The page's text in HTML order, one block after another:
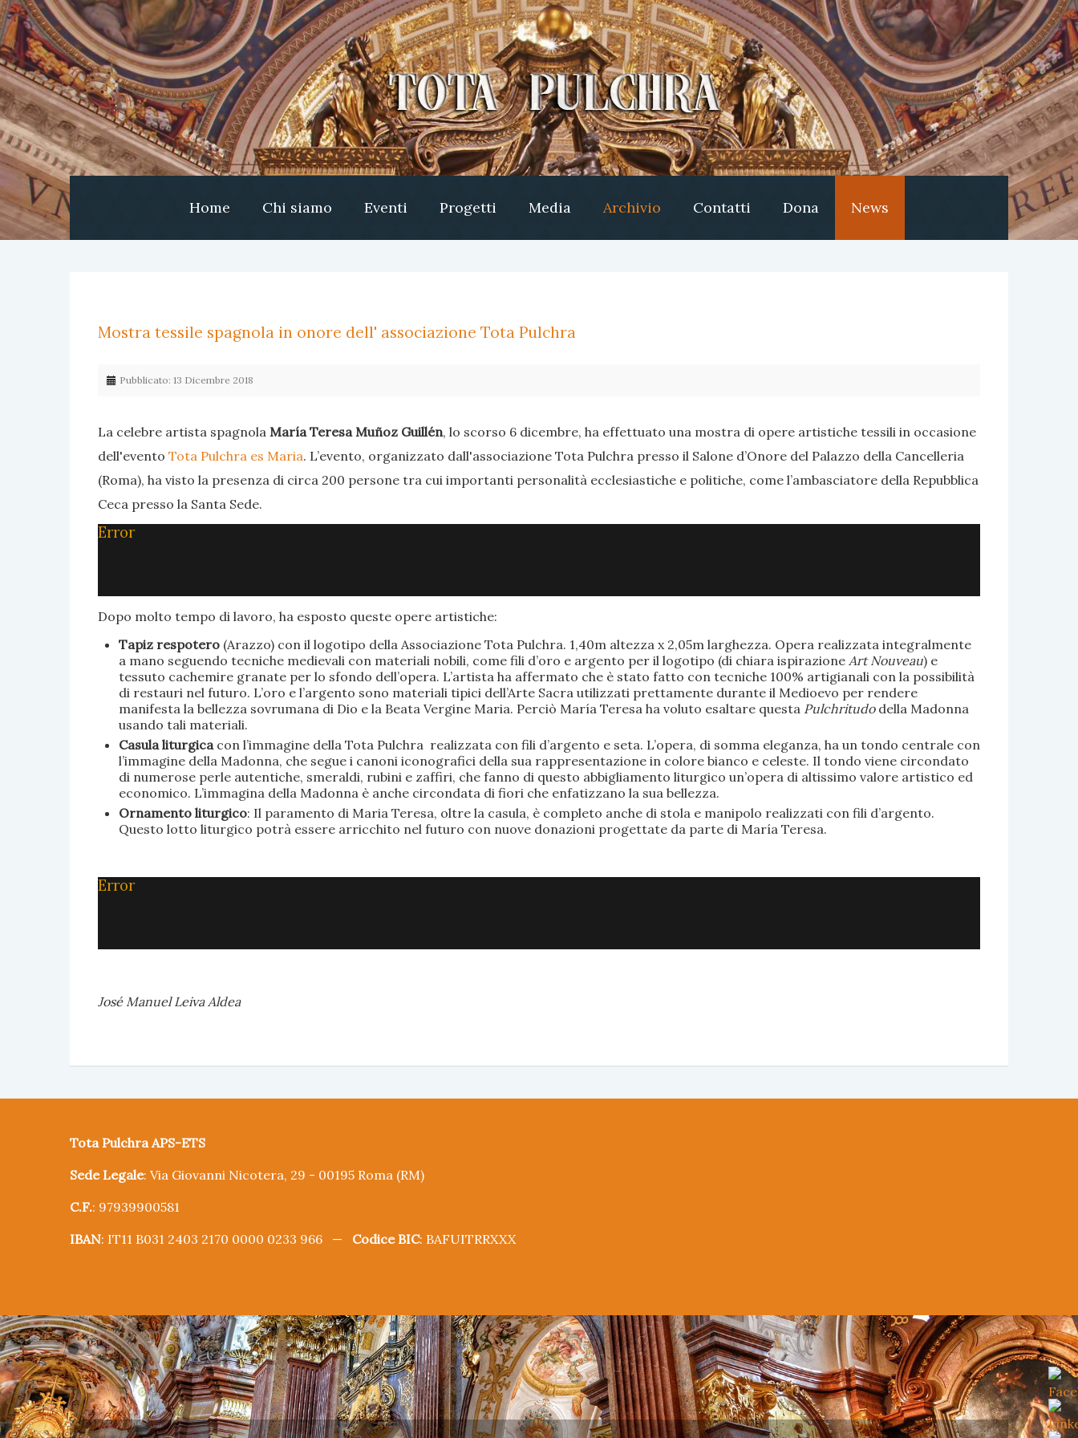
Home Chi siamo Eventi Progetti Media Archivio Contatti Dona News
Mostra tessile spagnola in onore dell' associazione Tota Pulchra
Pubblicato: 13 Dicembre 2018
La celebre artista spagnola María Teresa Muñoz Guillén, lo scorso 6 dicembre, ha effettuato una mostra di opere artistiche tessili in occasione
dell'evento Tota Pulchra es Maria. L’evento, organizzato dall'associazione Tota Pulchra presso il Salone d’Onore del Palazzo della Cancelleria
(Roma), ha visto la presenza di circa 200 persone tra cui importanti personalità ecclesiastiche e politiche, come l’ambasciatore della Repubblica
Ceca presso la Santa Sede.
Error
Dopo molto tempo di lavoro, ha esposto queste opere artistiche:
Tapiz respotero(Arazzo) con il logotipo della Associazione Tota Pulchra. 1,40m altezza x 2,05m larghezza. Opera realizzata integralmente
a mano seguendo tecniche medievali con materiali nobili, come fili d’oro e argento per il logotipo (di chiara ispirazione Art Nouveau) e
tessuto cachemire granate per lo sfondo dell’opera. L’artista ha affermato che è stato fatto con tecniche 100% artigianali con la possibilità
di restauri nel futuro. L’oro e l’argento sono materiali tipici dell’Arte Sacra utilizzati prettamente durante il Medioevo per rendere
manifesta la bellezza sovrumana di Dio e la Beata Vergine Maria. Perciò María Teresa ha voluto esaltare questa Pulchritudo della Madonna
usando tali materiali.
Casula liturgica con l’immagine della Tota Pulchra realizzata con fili d’argento e seta. L’opera, di somma eleganza, ha un tondo centrale con
l’immagine della Madonna, che segue i canoni iconografici della sua rappresentazione in colore bianco e celeste. Il tondo viene circondato
di numerose perle autentiche, smeraldi, rubini e zaffiri, che fanno di questo abbigliamento liturgico un’opera di altissimo valore artistico ed
economico. L’immagina della Madonna è anche circondata di fiori che enfatizzano la sua bellezza.
Ornamento liturgico: Il paramento di Maria Teresa, oltre la casula, è completo anche di stola e manipolo realizzati con fili d’argento.
Questo lotto liturgico potrà essere arricchito nel futuro con nuove donazioni progettate da parte di María Teresa.
Error
José Manuel Leiva Aldea
Tota Pulchra APS-ETS
Sede Legale: Via Giovanni Nicotera, 29 - 00195 Roma (RM)
C.F.: 97939900581
IBAN: IT11 B031 2403 2170 0000 0233 966 — Codice BIC: BAFUITRRXXX